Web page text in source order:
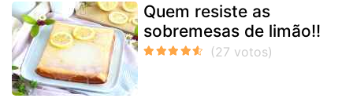
Quem resiste as
sobremesas de limão!!